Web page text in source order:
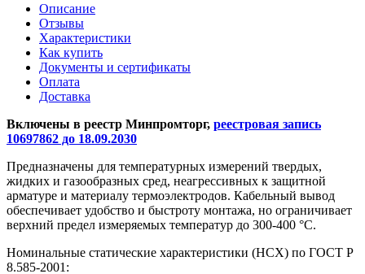
Описание
Отзывы
Характеристики
Как купить
Документы и сертификаты
Оплата
Доставка
Включены в реестр Минпромторг, реестровая запись
10697862 до 18.09.2030
Предназначены для температурных измерений твердых,
жидких и газообразных сред, неагрессивных к защитной
арматуре и материалу термоэлектродов. Кабельный вывод
обеспечивает удобство и быстроту монтажа, но ограничивает
верхний предел измеряемых температур до 300-400 °С.
Номинальные статические характеристики (НСХ) по ГОСТ Р
8.585-2001: